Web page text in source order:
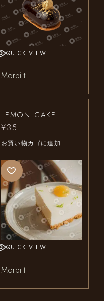
QUICK VIEW
Morbi t
LEMON CAKE
¥35
お買い物カゴに追加
QUICK VIEW
Morbi t